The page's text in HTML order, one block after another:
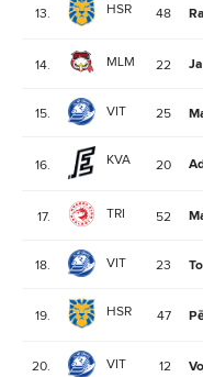
13. HSR 48
14. MLM 22
15. VIT 25
16. KVA 20
17. TRI 52
18. VIT 23
19. HSR 47
20. VIT 12